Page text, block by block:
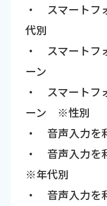
・ スマート
代別
・ スマートフ
ーン
・ スマートフ
ーン ※性別
・ 音声入力を
・ 音声入力を
※年代別
・ 音声入力を